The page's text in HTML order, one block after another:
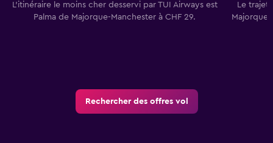
L’itinéraire le moins cher desservi par TUI Airways est
Palma de Majorque-Manchester à CHF 29.
Le trajet
Majorque
Rechercher des offres vol